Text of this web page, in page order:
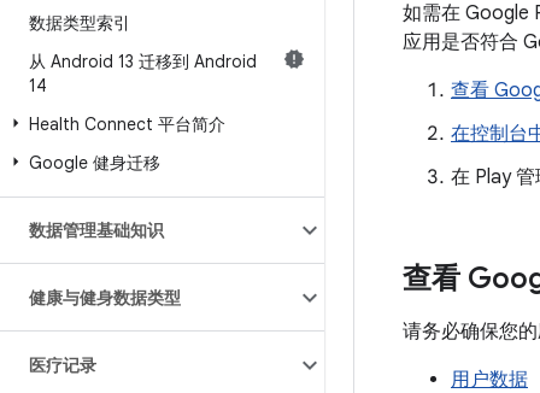
数据类型索引
从 Android 13 迁移到 Android
14
Health Connect 平台简介
Google 健身迁移
数据管理基础知识
健康与健身数据类型
医疗记录
如需在 Google
应用是否符合
查看
在控制台
在 Play
查看
请务必确保您
用户数据